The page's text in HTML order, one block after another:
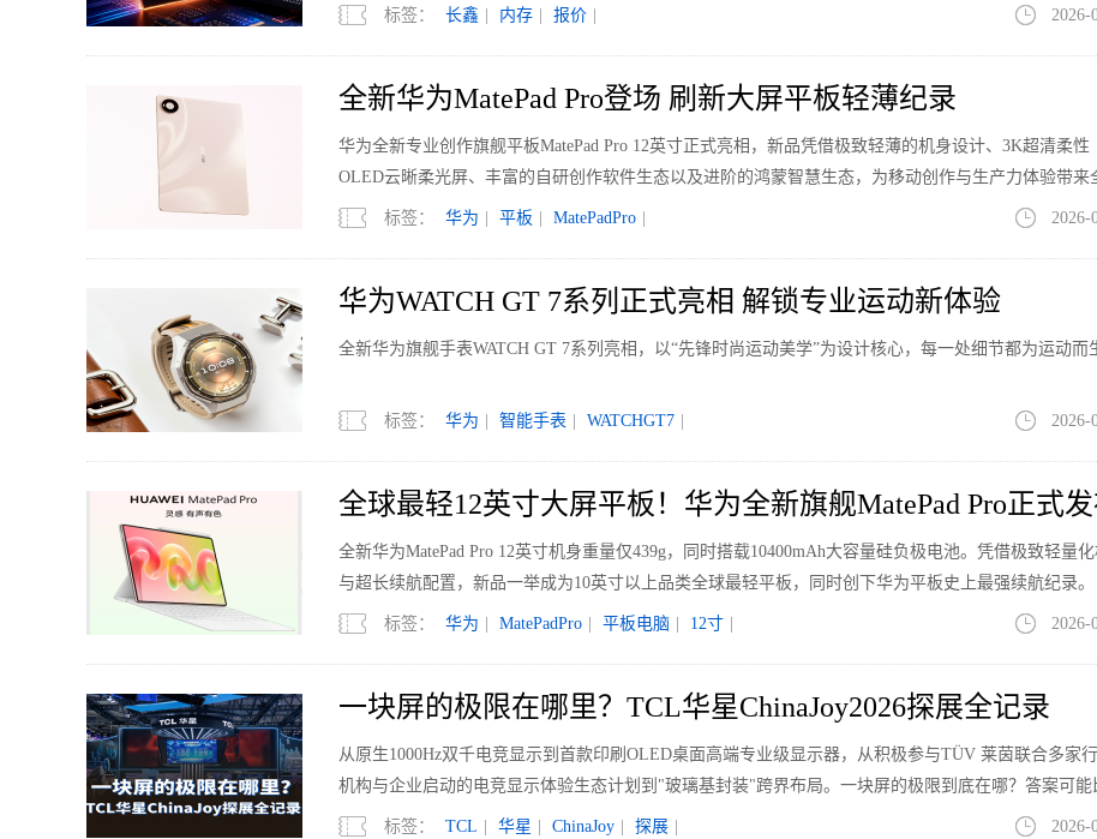
标签： 长鑫 内存 报价 2026-
全新华为MatePad Pro登场 刷新大屏平板轻薄纪录
华为全新专业创作旗舰平板MatePad Pro 12英寸正式亮相，新品凭借极致轻薄的机身设计、3K超清柔性
OLED云晰柔光屏、丰富的自研创作软件生态以及进阶的鸿蒙智慧生态，为移动创作与生产力体验带来
升级。
标签： 华为 平板 MatePadPro 2026-
华为WATCH GT 7系列正式亮相 解锁专业运动新体验
全新华为旗舰手表WATCH GT 7系列亮相，以“先锋时尚运动美学”为设计核心，每一处细节都为运动而
标签： 华为 智能手表 WATCHGT7 2026-
全球最轻12英寸大屏平板！华为全新旗舰MatePad Pro正式
全新华为MatePad Pro 12英寸机身重量仅439g，同时搭载10400mAh大容量硅负极电池。凭借极致轻量
与超长续航配置，新品一举成为10英寸以上品类全球最轻平板，同时创下华为平板史上最强续航纪录。
标签： 华为 MatePadPro 平板电脑 12寸 2026-
一块屏的极限在哪里？TCL华星ChinaJoy2026探展全记录
从原生1000Hz双千电竞显示到首款印刷OLED桌面高端专业级显示器，从积极参与TÜV 莱茵联合多家
机构与企业启动的电竞显示体验生态计划到"玻璃基封装"跨界布局。一块屏的极限到底在哪？答案可能
想的更远。
标签： TCL 华星 ChinaJoy 探展 2026-